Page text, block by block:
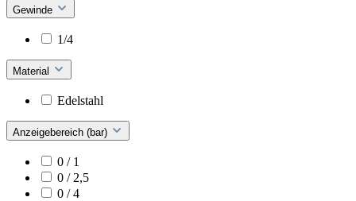
Gewinde
1/4
Material
Edelstahl
Anzeigebereich (bar)
0 / 1
0 / 2,5
0 / 4